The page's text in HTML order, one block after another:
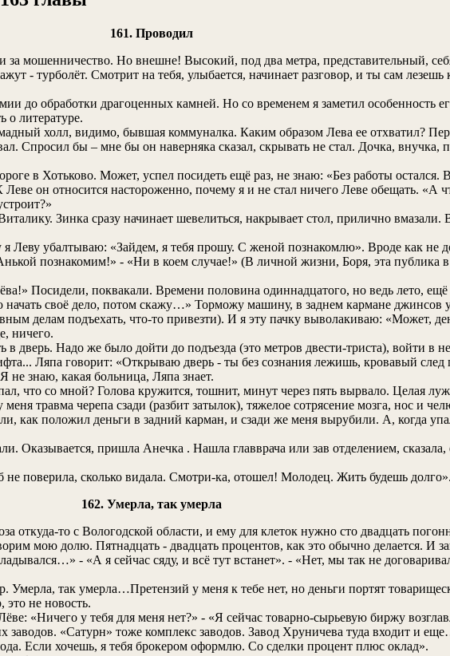
161. Проводил
мошенничество. Но внешне! Высокий, под два метра, представительный,
- турболёт. Смотрит на тебя, улыбается, начинает разговор, и ты сам лезешь
до обработки драгоценных камней. Но со временем я заметил особенность
о литературе.
холл, видимо, бывшая коммуналка. Каким образом Лева ее отхватил?
Спросил бы – мне бы он наверняка сказал, скрывать не стал. Дочка, внучка,
в Хотьково. Может, успел посидеть ещё раз, не знаю: «Без работы остался.
он относится настороженно, почему я и не стал ничего Леве обещать. «А
Зинка сразу начинает шевелиться, накрывает стол, прилично вмазали.
убалтываю: «Зайдем, я тебя прошу. С женой познакомлю». Вроде как не
познакомим!» - «Ни в коем случае!» (В личной жизни, Боря, эта публика
Посидели, поквакали. Времени половина одиннадцатого, но ведь лето,
своё дело, потом скажу…» Торможу машину, в заднем кармане джинсов
делам подъехать, что-то привезти). И я эту пачку выволакиваю: «Может,
ничего.
Надо же было дойти до подъезда (это метров двести-триста), войти в
Ляпа говорит: «Открываю дверь - ты без сознания лежишь, кровавый
не знаю, какая больница, Ляпа знает.
что со мной? Голова кружится, тошнит, минут через пять вырвало. Целая
травма черепа сзади (разбит затылок), тяжелое сотрясение мозга, нос и
как положил деньги в задний карман, и сзади же меня вырубили. А, когда
Оказывается, пришла Анечка . Нашла главврача или зав отделением, сказала,
поверила, сколько видала. Смотри-ка, отошел! Молодец. Жить будешь долго».
162. Умерла, так умерла
откуда-то с Вологодской области, и ему для клеток нужно сто двадцать
мою долю. Пятнадцать - двадцать процентов, как это обычно делается. И
- «А я сейчас сяду, и всё тут встанет». - «Нет, мы так не
так умерла…Претензий у меня к тебе нет, но деньги портят
не новость.
«Ничего у тебя для меня нет?» - «Я сейчас товарно-сырьевую биржу
«Сатурн» тоже комплекс заводов. Завод Хруничева туда входит и
Если хочешь, я тебя брокером оформлю. Со сделки процент плюс оклад».